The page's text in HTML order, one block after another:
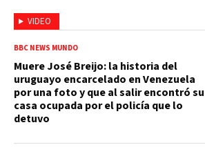
VIDEO
BBC NEWS MUNDO
Muere José Breijo: la historia del
uruguayo encarcelado en Venezuela
por una foto y que al salir encontró su
casa ocupada por el policía que lo
detuvo